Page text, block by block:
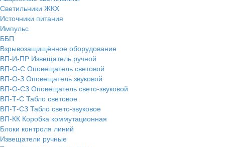
Светильники ЖКХ
Источники питания
Импульс
ББП
Взрывозащищённое оборудование
ВП-И-ПР Извещатель ручной
ВП-О-С Оповещатель световой
ВП-О-З Оповещатель звуковой
ВП-О-СЗ Оповещатель свето-звуковой
ВП-Т-С Табло световое
ВП-Т-СЗ Табло свето-звуковое
ВП-КК Коробка коммутационная
Блоки контроля линий
Извещатели ручные